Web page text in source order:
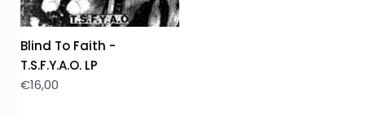
Blind To Faith -
T.S.F.Y.A.O. LP
€16,00